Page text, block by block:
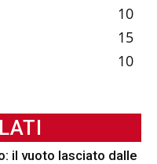
10
15
10
il vuoto lasciato dalle